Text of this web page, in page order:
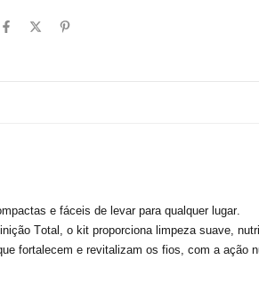
e fáceis de levar para qualquer lugar.
Total
, o kit proporciona limpeza suave,
que fortalecem e revitalizam os fios, com a ação